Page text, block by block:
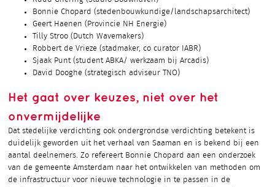
Bonnie Chopard (stedenbouwkundige/landschapsarchitect)
Geert Haenen (Provincie NH Energie)
Tilly Stroo (Dutch Wavemakers)
Robbert de Vrieze (stadmaker, co curator IABR)
Sjaak Punt (student ABKA/ werkzaam bij Arcadis)
David Dooghe (strategisch adviseur TNO)
Het gaat over keuzes, niet over het
onvermijdelijke
Dat stedelijke verdichting ook ondergrondse verdichting betekent is
duidelijk geworden uit het verhaal van Saaman en is bekend bij een
aantal deelnemers. Zo refereert Bonnie Chopard aan een onderzoek
van de gemeente Amsterdam naar het ontwikkelen van methoden om
de infrastructuur voor nieuwe technologie in te passen in de